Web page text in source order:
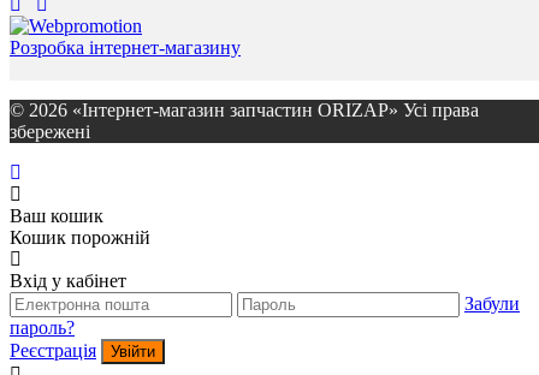
Розробка інтернет-магазину
© 2026 «Інтернет-магазин запчастин ORIZAP» Усі права
збережені
Ваш кошик
Кошик порожній
Вхід у кабінет
Забули
пароль?
Реєстрація
Увійти